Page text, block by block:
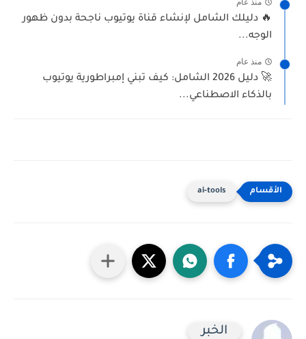
منذ عام
🔥 دليلك الشامل لإنشاء قناة يوتيوب ناجحة بدون ظهور
الوجه...
منذ عام
🚀 دليل 2026 الشامل: كيف تبني إمبراطورية يوتيوب
بالذكاء الاصطناعي...
ai-tools
الخبر